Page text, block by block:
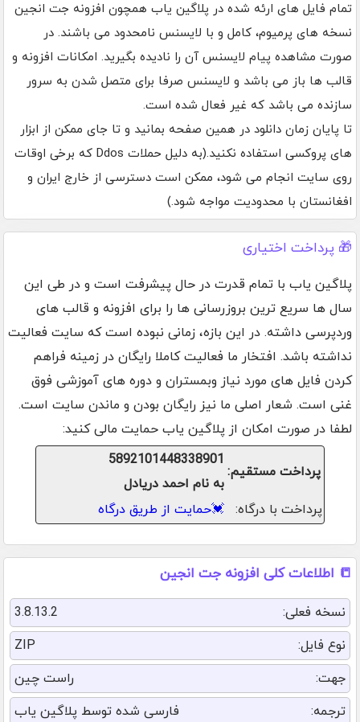
تمام فایل های ارئه شده در پلاگین یاب همچون افزونه جت انجین
نسخه های پرمیوم، کامل و با لایسنس نامحدود می باشند. در
صورت مشاهده پیام لایسنس آن را نادیده بگیرید. امکانات افزونه و
قالب ها باز می باشد و لایسنس صرفا برای متصل شدن به سرور
سازنده می باشد که غیر فعال شده است.
تا پایان زمان دانلود در همین صفحه بمانید و تا جای ممکن از ابزار
های پروکسی استفاده نکنید.(به دلیل حملات Ddos که برخی اوقات
روی سایت انجام می شود، ممکن است دسترسی از خارج ایران و
افغانستان با محدودیت مواجه شود.)
🎁 پرداخت اختیاری
پلاگین یاب با تمام قدرت در حال پیشرفت است و در طی این
سال ها سریع ترین بروزرسانی ها را برای افزونه و قالب های
وردپرسی داشته. در این بازه، زمانی نبوده است که سایت فعالیت
نداشته باشد. افتخار ما فعالیت کاملا رایگان در زمینه فراهم
کردن فایل های مورد نیاز وبمستران و دوره های آموزشی فوق
غنی است. شعار اصلی ما نیز رایگان بودن و ماندن سایت است.
لطفا در صورت امکان از پلاگین یاب حمایت مالی کنید:
پرداخت مستقیم:
5892101448338901
به نام احمد دریادل
پرداخت با درگاه:
💓حمایت از طریق درگاه
📒 اطلاعات کلی افزونه جت انجین
نسخه فعلی:
3.8.13.2
نوع فایل:
ZIP
جهت:
راست چین
ترجمه:
فارسی شده توسط پلاگین یاب